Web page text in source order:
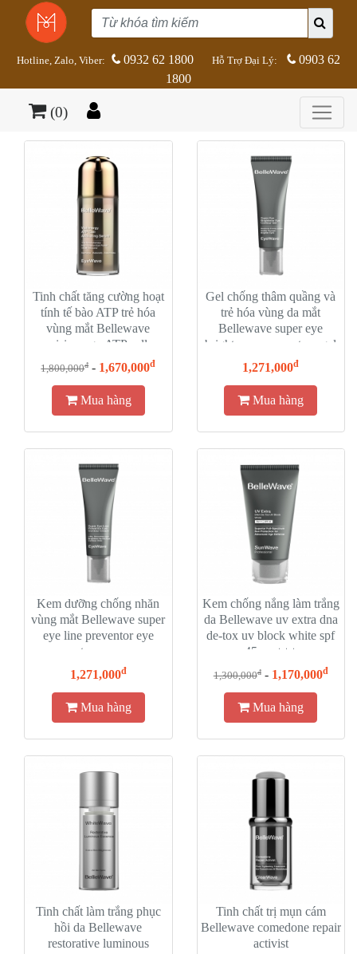
Hotline, Zalo, Viber: 0932 62 1800 Hỗ Trợ Đại Lý:
0903 62
1800
(0)
Tinh chất tăng cường hoạt
tính tế bào ATP trẻ hóa
vùng mắt Bellewave
visionergy ATP cell
activating serum
1,800,000đ- 1,670,000đ
Mua hàng
Gel chống thâm quầng và
trẻ hóa vùng da mắt
Bellewave super eye
brightener eye contour gel
1,271,000đ
Mua hàng
Kem dưỡng chống nhăn
vùng mắt Bellewave super
eye line preventor eye
contour cream
1,271,000đ
Mua hàng
Kem chống nắng làm trắng
da Bellewave uv extra dna
de-tox uv block white spf
45 pa +++
1,300,000đ- 1,170,000đ
Mua hàng
Tinh chất làm trắng phục
hồi da Bellewave
restorative luminous
Tinh chất trị mụn cám
Bellewave comedone repair
activist